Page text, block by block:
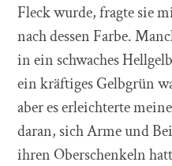
Fleck wurde, fragte sie
nach dessen Farbe.
in ein schwaches
ein kräftiges Gelbgrün
aber es erleichterte
daran, sich Arme und
ihren Oberschenkeln